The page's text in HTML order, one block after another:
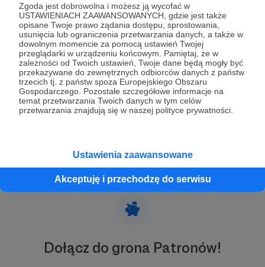
Zgoda jest dobrowolna i możesz ją wycofać w
USTAWIENIACH ZAAWANSOWANYCH, gdzie jest także
opisane Twoje prawo żądania dostępu, sprostowania,
usunięcia lub ograniczenia przetwarzania danych, a także w
dowolnym momencie za pomocą ustawień Twojej
przeglądarki w urządzeniu końcowym. Pamiętaj, że w
zależności od Twoich ustawień, Twoje dane będą mogły być
przekazywane do zewnętrznych odbiorców danych z państw
trzecich tj. z państw spoza Europejskiego Obszaru
Gospodarczego. Pozostałe szczegółowe informacje na
temat przetwarzania Twoich danych w tym celów
przetwarzania znajdują się w naszej polityce prywatności.
Ustawienia zaawansowane
Akceptuję i przechodzę do serwisu
Kim jestem?
Najmłodszy mistrz Polski w historii rajdów
samochodowych.
Buduję drogę do WRC, a Patronite pomaga mi
finansować codzienne treningi, testy i
przygotowania do kolejnych rajdów. W 2024 roku
Ten profil na Patronite powstał po to, aby pomóc
mi utrzymać tempo rozwoju między rajdami –
finansować pracę, której zwykle nie widać w
telewizji ani tabelach z wynikami, a która decyduje
o tym, czy jestem gotowy na każdą kolejną
Dołącz do grona Patronów!